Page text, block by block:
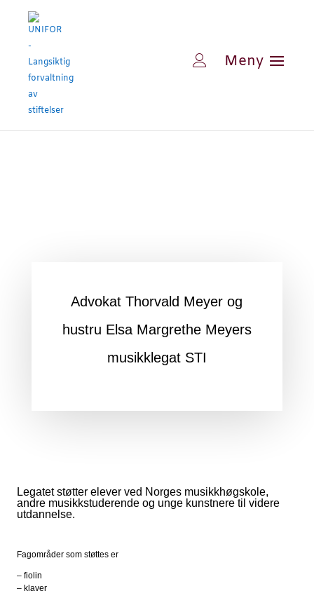
Advokat Thorvald Meyer og
hustru Elsa Margrethe Meyers
musikklegat STI
Legatet støtter elever ved Norges musikkhøgskole,
andre musikkstuderende og unge kunstnere til videre
utdannelse.
Fagområder som støttes er
– fiolin
– klaver